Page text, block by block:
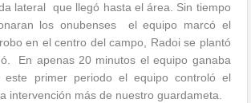
lateral que llegó hasta el área. Sin tiempo
los onubenses el equipo marcó el
en el centro del campo, Radoi se plantó
En apenas 20 minutos el equipo ganaba
primer periodo el equipo controló el
intervención más de nuestro guardameta.